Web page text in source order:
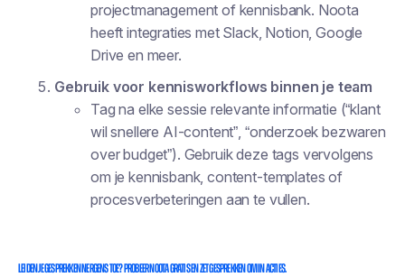
projectmanagement of kennisbank. Noota
heeft integraties met Slack, Notion, Google
Drive en meer.
Gebruik voor kennisworkflows binnen je team
Tag na elke sessie relevante informatie (“klant
wil snellere AI-content”, “onderzoek bezwaren
over budget”). Gebruik deze tags vervolgens
om je kennisbank, content-templates of
procesverbeteringen aan te vullen.
Leiden je gesprekken nergens toe? Probeer Noota gratis en zet gesprekken om in acties.